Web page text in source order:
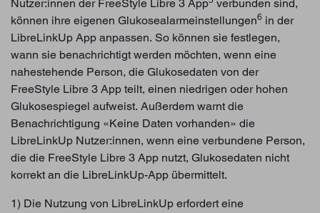
Nutzer:innen der FreeStyle Libre 3 App verbunden sind,
können ihre eigenen Glukosealarmeinstellungen6 in der
LibreLinkUp App anpassen. So können sie festlegen,
wann sie benachrichtigt werden möchten, wenn eine
nahestehende Person, die Glukosedaten von der
FreeStyle Libre 3 App teilt, einen niedrigen oder hohen
Glukosespiegel aufweist. Außerdem warnt die
Benachrichtigung «Keine Daten vorhanden» die
LibreLinkUp Nutzer:innen, wenn eine verbundene Person,
die die FreeStyle Libre 3 App nutzt, Glukosedaten nicht
korrekt an die LibreLinkUp-App übermittelt.
1) Die Nutzung von LibreLinkUp erfordert eine